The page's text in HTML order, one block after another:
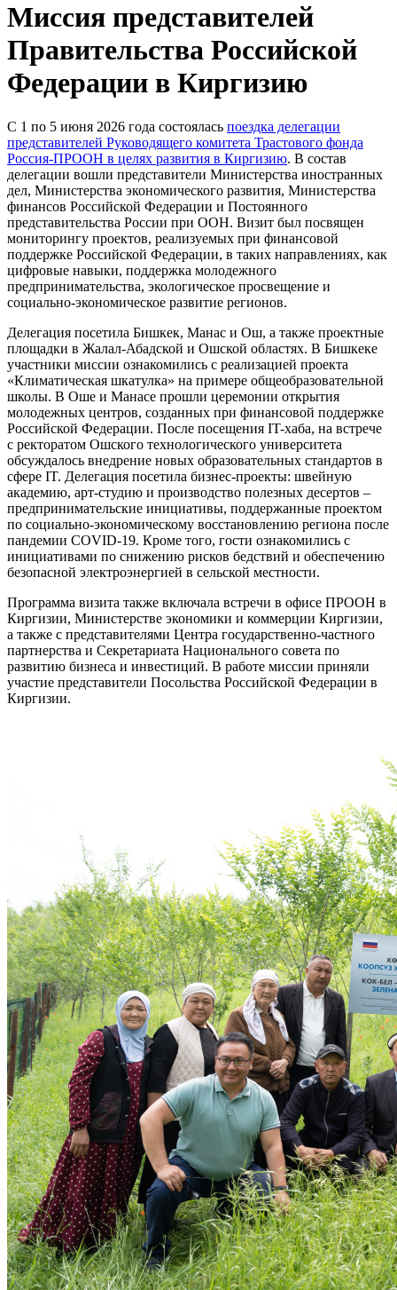
Миссия представителей
Правительства Российской
Федерации в Киргизию
С 1 по 5 июня 2026 года состоялась поездка делегации
представителей Руководящего комитета Трастового фонда
Россия-ПРООН в целях развития в Киргизию. В состав
делегации вошли представители Министерства иностранных
дел, Министерства экономического развития, Министерства
финансов Российской Федерации и Постоянного
представительства России при ООН. Визит был посвящен
мониторингу проектов, реализуемых при финансовой
поддержке Российской Федерации, в таких направлениях, как
цифровые навыки, поддержка молодежного
предпринимательства, экологическое просвещение и
социально-экономическое развитие регионов.
Делегация посетила Бишкек, Манас и Ош, а также проектные
площадки в Жалал-Абадской и Ошской областях. В Бишкеке
участники миссии ознакомились с реализацией проекта
«Климатическая шкатулка» на примере общеобразовательной
школы. В Оше и Манасе прошли церемонии открытия
молодежных центров, созданных при финансовой поддержке
Российской Федерации. После посещения IT-хаба, на встрече
с ректоратом Ошского технологического университета
обсуждалось внедрение новых образовательных стандартов в
сфере IT. Делегация посетила бизнес-проекты: швейную
академию, арт-студию и производство полезных десертов –
предпринимательские инициативы, поддержанные проектом
по социально-экономическому восстановлению региона после
пандемии COVID-19. Кроме того, гости ознакомились с
инициативами по снижению рисков бедствий и обеспечению
безопасной электроэнергией в сельской местности.
Программа визита также включала встречи в офисе ПРООН в
Киргизии, Министерстве экономики и коммерции Киргизии,
а также с представителями Центра государственно-частного
партнерства и Секретариата Национального совета по
развитию бизнеса и инвестиций. В работе миссии приняли
участие представители Посольства Российской Федерации в
Киргизии.